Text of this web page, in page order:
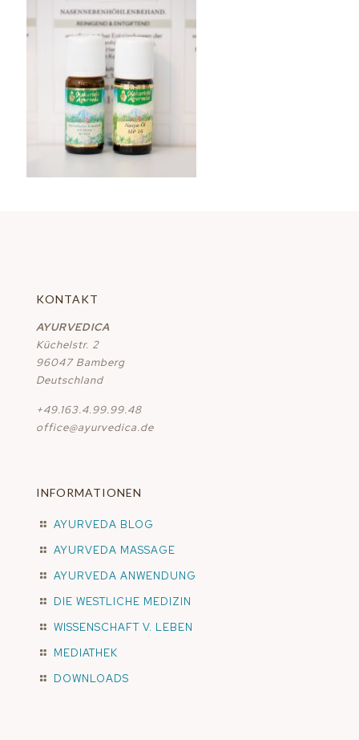
KONTAKT
AYURVEDICA
Küchelstr. 2
96047 Bamberg
Deutschland
+49.163.4.99.99.48
office@ayurvedica.de
INFORMATIONEN
AYURVEDA BLOG
AYURVEDA MASSAGE
AYURVEDA ANWENDUNG
DIE WESTLICHE MEDIZIN
WISSENSCHAFT V. LEBEN
MEDIATHEK
DOWNLOADS